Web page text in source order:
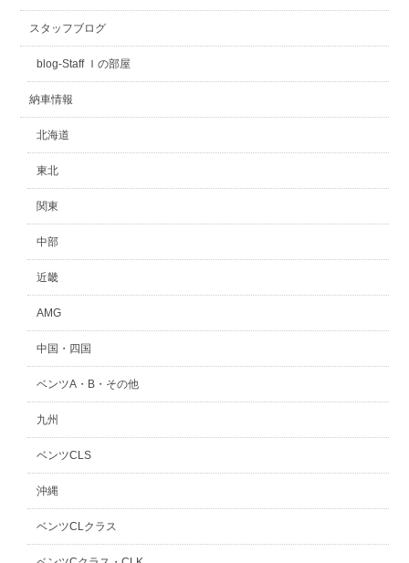
スタッフブログ
blog-Staff Ｉの部屋
納車情報
北海道
東北
関東
中部
近畿
AMG
中国・四国
ベンツA・B・その他
九州
ベンツCLS
沖縄
ベンツCLクラス